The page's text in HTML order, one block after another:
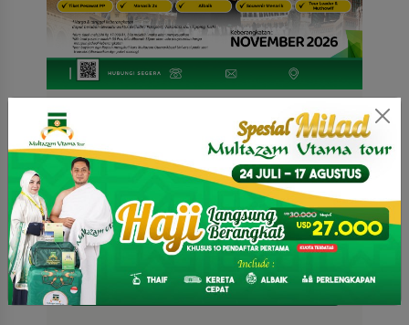
21 November 2026 (9 Hari)
UMROH REGULER 09
HARI | 21 NOVEMBER
2026
Harga MulaiRp 34,000,000.00
Lihat Paket